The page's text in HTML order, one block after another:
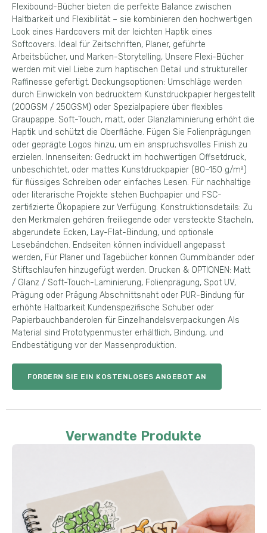
Flexibound-Bücher bieten die perfekte Balance zwischen
Haltbarkeit und Flexibilität – sie kombinieren den hochwertigen
Look eines Hardcovers mit der leichten Haptik eines
Softcovers. Ideal für Zeitschriften, Planer, geführte
Arbeitsbücher, und Marken-Storytelling, Unsere Flexi-Bücher
werden mit viel Liebe zum haptischen Detail und struktureller
Raffinesse gefertigt. Deckungsoptionen: Umschläge werden
durch Einwickeln von bedrucktem Kunstdruckpapier hergestellt
(200GSM / 250GSM) oder Spezialpapiere über flexibles
Graupappe. Soft-Touch, matt, oder Glanzlaminierung erhöht die
Haptik und schützt die Oberfläche. Fügen Sie Folienprägungen
oder geprägte Logos hinzu, um ein anspruchsvolles Finish zu
erzielen. Innenseiten: Gedruckt im hochwertigen Offsetdruck,
unbeschichtet, oder mattes Kunstdruckpapier (80–150 g/m²)
für flüssiges Schreiben oder einfaches Lesen. Für nachhaltige
oder literarische Projekte stehen Buchpapier und FSC-
zertifizierte Ökopapiere zur Verfügung. Konstruktionsdetails: Zu
den Merkmalen gehören freiliegende oder versteckte Stacheln,
abgerundete Ecken, Lay-Flat-Bindung, und optionale
Lesebändchen. Endseiten können individuell angepasst
werden, Für Planer und Tagebücher können Gummibänder oder
Stiftschlaufen hinzugefügt werden. Drucken & OPTIONEN: Matt
/ Glanz / Soft-Touch-Laminierung, Folienprägung, Spot UV,
Prägung oder Prägung Abschnittsnaht oder PUR-Bindung für
erhöhte Haltbarkeit Kundenspezifische Schuber oder
Papierbauchbanderolen für Einzelhandelsverpackungen Als
Material sind Prototypenmuster erhältlich, Bindung, und
Endbestätigung vor der Massenproduktion.
FORDERN SIE EIN KOSTENLOSES ANGEBOT AN
Verwandte Produkte